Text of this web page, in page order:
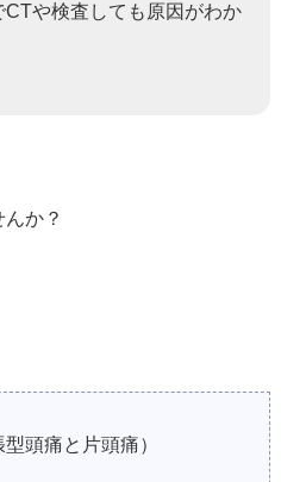
CTや検査しても原因がわか
か？
頭痛と片頭痛）